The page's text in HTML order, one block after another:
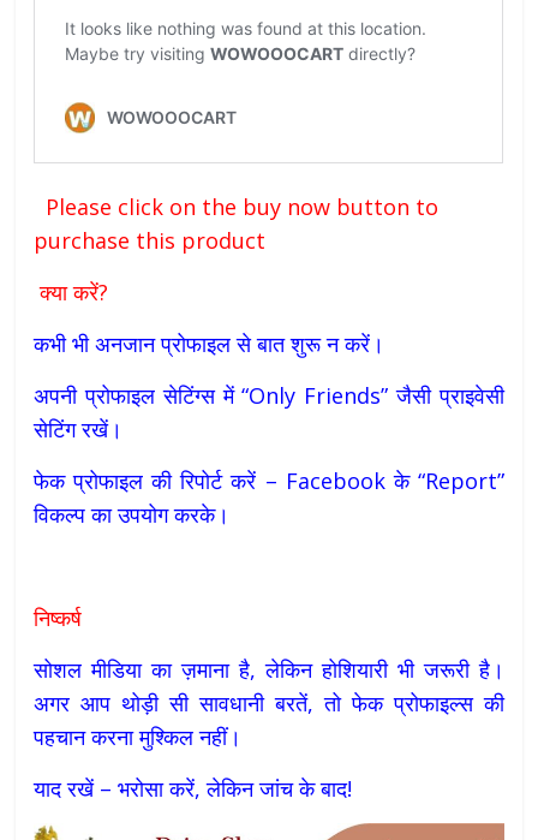
Please click on the buy now button to
purchase this product
क्या करें?
कभी भी अनजान प्रोफाइल से बात शुरू न करें।
अपनी प्रोफाइल सेटिंग्स में “Only Friends” जैसी प्राइवेसी
सेटिंग रखें।
फेक प्रोफाइल की रिपोर्ट करें – Facebook के “Report”
विकल्प का उपयोग करके।
निष्कर्ष
सोशल मीडिया का ज़माना है, लेकिन होशियारी भी जरूरी है।
अगर आप थोड़ी सी सावधानी बरतें, तो फेक प्रोफाइल्स की
पहचान करना मुश्किल नहीं।
याद रखें – भरोसा करें, लेकिन जांच के बाद!